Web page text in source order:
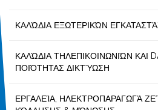
ΚΑΛΏΔΙΑ ΕΞΩΤΕΡΙΚΏΝ
ΚΑΛΏΔΙΑ ΤΗΛΕΠΙΚΟΙΝΩΝΙΏΝ ΚΑΙ
ΠΟΙΌΤΗΤΑΣ ΔΙΚΤΎΩΣΗ
ΕΡΓΑΛΕΊΑ, ΗΛΕΚΤΡΟΠΑΡΑΓΩΓΆ